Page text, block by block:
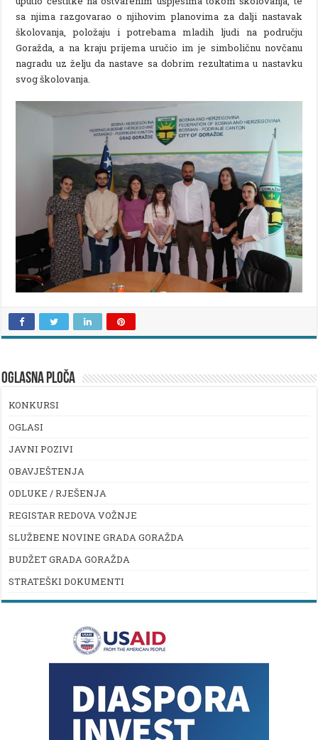
sa njima razgovarao o njihovim planovima za dalji nastavak
školovanja, položaju i potrebama mladih ljudi na području
Goražda, a na kraju prijema uručio im je simboličnu novčanu
nagradu uz želju da nastave sa dobrim rezultatima u nastavku
svog školovanja.
OGLASNA PLOČA
KONKURSI
OGLASI
JAVNI POZIVI
OBAVJEŠTENJA
ODLUKE / RJEŠENJA
REGISTAR REDOVA VOŽNJE
SLUŽBENE NOVINE GRADA GORAŽDA
BUDŽET GRADA GORAŽDA
STRATEŠKI DOKUMENTI